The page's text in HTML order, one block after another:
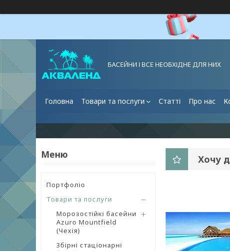
БАСЕЙНИ І ВСЕ НЕОБХІДНЕ ДЛЯ НИХ
Головна Товари та послуги Статті Про нас
Портфоліо
Товари та послуги
Морозостійкі басейни
Azuro Mountfield
(Чехія)
Збірні стаціонарні
Хочу